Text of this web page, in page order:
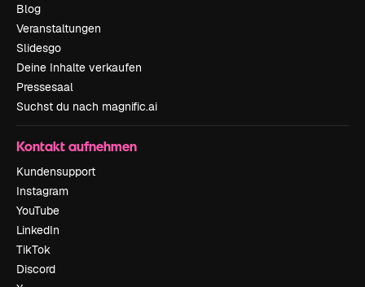
Blog
Veranstaltungen
Slidesgo
Deine Inhalte verkaufen
Pressesaal
Suchst du nach magnific.ai
Kontakt aufnehmen
Kundensupport
Instagram
YouTube
LinkedIn
TikTok
Discord